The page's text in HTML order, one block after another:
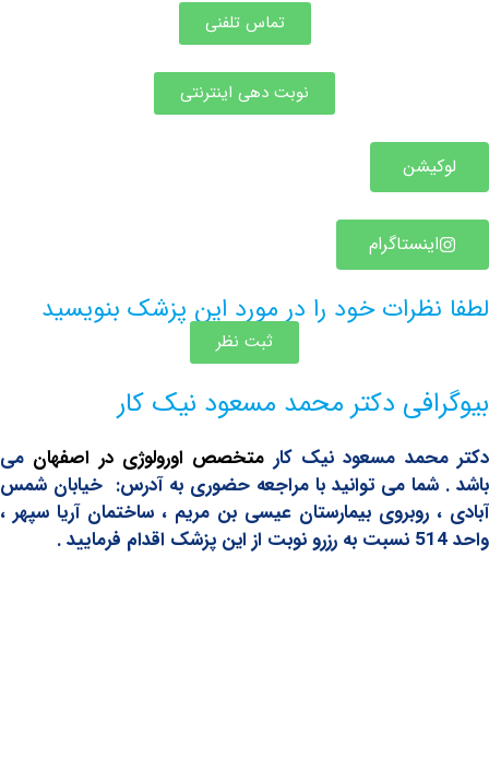
تماس تلفنی
نوبت دهی اینترنتی
خود را در مورد این پزشک بنویسید
ثبت نظر
دکتر محمد مسعود نیک کار
مسعود نیک کارمتخصص اورولوژی در اصفهانمی
می توانید با مراجعه حضوری به آدرس: خیابان شمس
روبروی بیمارستان عیسی بن مریم ، ساختمان آریا سپهر ،